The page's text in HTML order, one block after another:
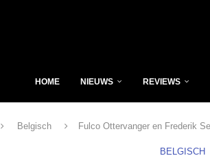
HOME NIEUWS REVIEWS
Belgisch Fulco Ottervanger en Frederik
BELGISCH